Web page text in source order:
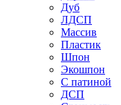
Дуб
ЛДСП
Массив
Пластик
Шпон
Экошпон
С патиной
ДСП